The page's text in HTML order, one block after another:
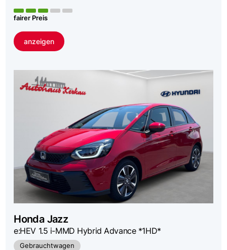
fairer Preis
anzeigen
Honda Jazz
e:HEV 1.5 i-MMD Hybrid Advance *1HD*
Gebrauchtwagen